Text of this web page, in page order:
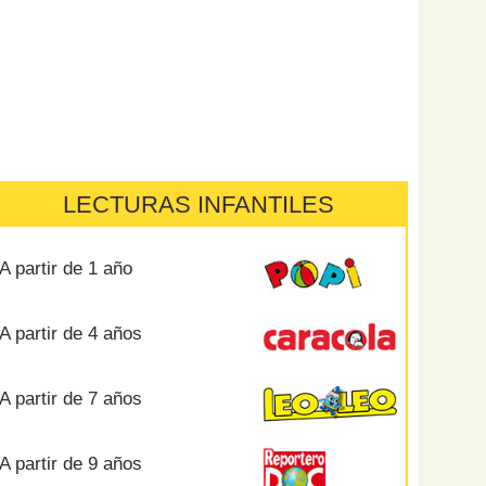
LECTURAS INFANTILES
A partir de 1 año
A partir de 4 años
A partir de 7 años
A partir de 9 años